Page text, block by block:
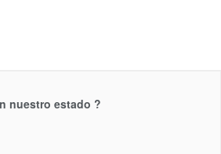
nuestro estado ?